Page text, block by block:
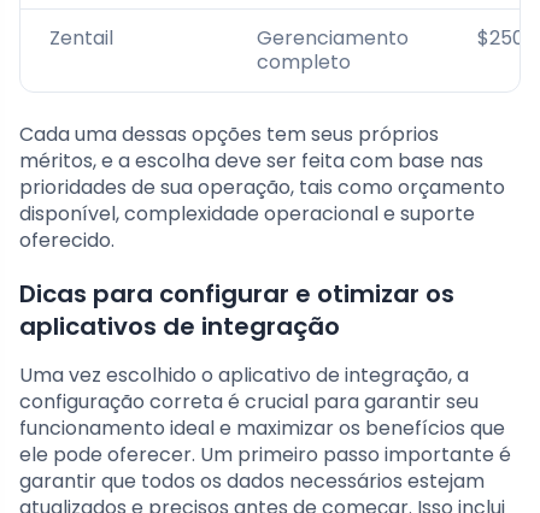
Zentail
Gerenciamento
completo
$250/
Cada uma dessas opções tem seus próprios
méritos, e a escolha deve ser feita com base nas
prioridades de sua operação, tais como orçamento
disponível, complexidade operacional e suporte
oferecido.
Dicas para configurar e otimizar os
aplicativos de integração
Uma vez escolhido o aplicativo de integração, a
configuração correta é crucial para garantir seu
funcionamento ideal e maximizar os benefícios que
ele pode oferecer. Um primeiro passo importante é
garantir que todos os dados necessários estejam